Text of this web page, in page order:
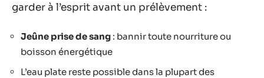
garder à l’esprit avant un prélèvement :
Jeûne prise de sang : bannir toute nourriture ou
boisson énergétique
L’eau plate reste possible dans la plupart des